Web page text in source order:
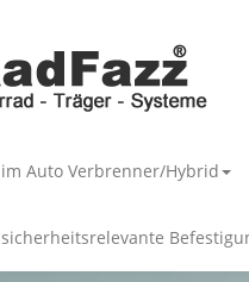
im Auto Verbrenner/Hybrid
sicherheitsrelevante